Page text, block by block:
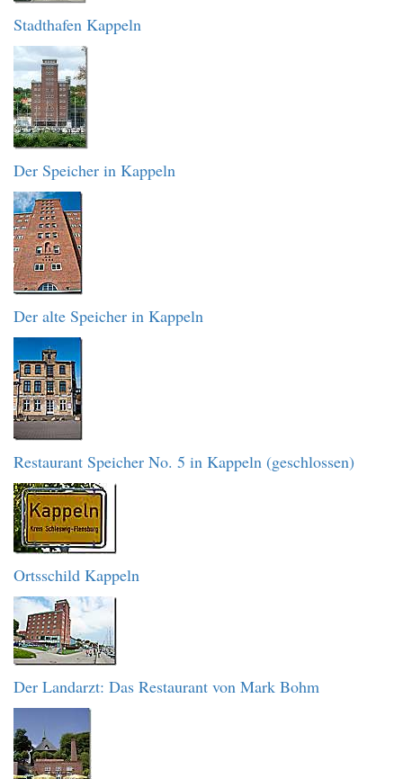
Stadthafen Kappeln
Der Speicher in Kappeln
Der alte Speicher in Kappeln
Restaurant Speicher No. 5 in Kappeln (geschlossen)
Ortsschild Kappeln
Der Landarzt: Das Restaurant von Mark Bohm